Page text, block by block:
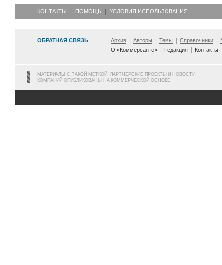
КОНТАКТЫ ПОМОЩЬ УСЛОВИЯ ИСПОЛЬЗОВАНИЯ
ОБРАТНАЯ СВЯЗЬ Архив Авторы Темы Справочники
О «Коммерсанте»
Редакция Контакты
МАТЕРИАЛЫ С ТАКОЙ МЕТКОЙ, ПАРТНЕРСКИЕ ПРОЕКТЫ И НОВОСТИ
КОМПАНИЙ ОПУБЛИКОВАНЫ НА КОММЕРЧЕСКОЙ ОСНОВЕ